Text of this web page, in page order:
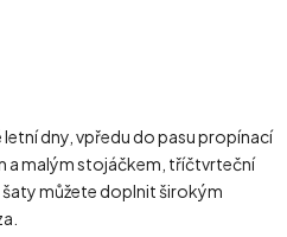
dny, vpředu do pasu propínací
a malým stojáčkem, tříčtvrteční
šaty můžete doplnit širokým